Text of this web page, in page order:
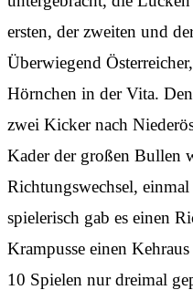
ersten, der zweiten und
Überwiegend
Hörnchen in der Vita.
zwei Kicker nach
Kader der großen Bullen
Richtungswechsel,
spielerisch gab es einen
Krampusse einen
10 Spielen nur dreimal